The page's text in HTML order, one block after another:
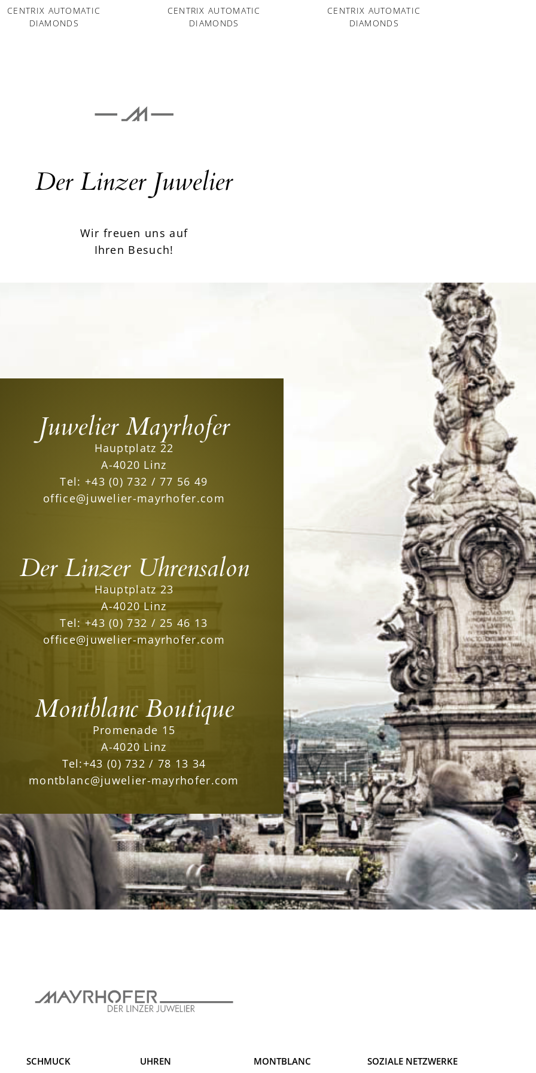
CENTRIX AUTOMATIC
DIAMONDS
CENTRIX AUTOMATIC
DIAMONDS
CENTRIX AUTOMATIC
DIAMONDS
Der Linzer Juwelier
Wir freuen uns auf
Ihren Besuch!
Juwelier Mayrhofer
Hauptplatz 22
A-4020 Linz
Tel: +43 (0) 732 / 77 56 49
office@juwelier-mayrhofer.com
Der Linzer Uhrensalon
Hauptplatz 23
A-4020 Linz
Tel: +43 (0) 732 / 25 46 13
office@juwelier-mayrhofer.com
Montblanc Boutique
Promenade 15
A-4020 Linz
Tel:+43 (0) 732 / 78 13 34
montblanc@juwelier-mayrhofer.com
SCHMUCK UHREN MONTBLANC SOZIALE NETZWERKE